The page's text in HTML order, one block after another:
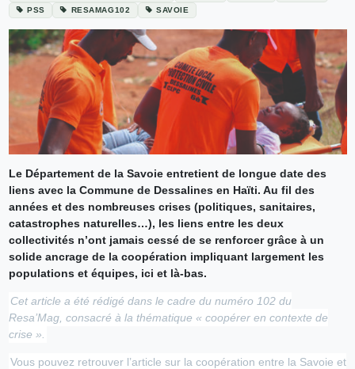
PSS
RESAMAG102 SAVOIE
Le Département de la Savoie entretient de longue date des
liens avec la Commune de Dessalines en Haïti. Au fil des
années et des nombreuses crises (politiques, sanitaires,
catastrophes naturelles…), les liens entre les deux
collectivités n’ont jamais cessé de se renforcer grâce à un
solide ancrage de la coopération impliquant largement les
populations et équipes, ici et là-bas.
Cet article a été rédigé dans le cadre du numéro 102 du
Resa’Mag, consacré à la thématique « coopérer en contexte de
crise ».
Vous pouvez retrouver l’article sur la coopération entre la Savoie et